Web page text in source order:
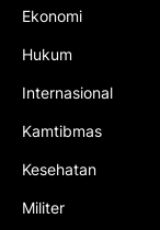
Ekonomi
Hukum
Internasional
Kamtibmas
Kesehatan
Militer